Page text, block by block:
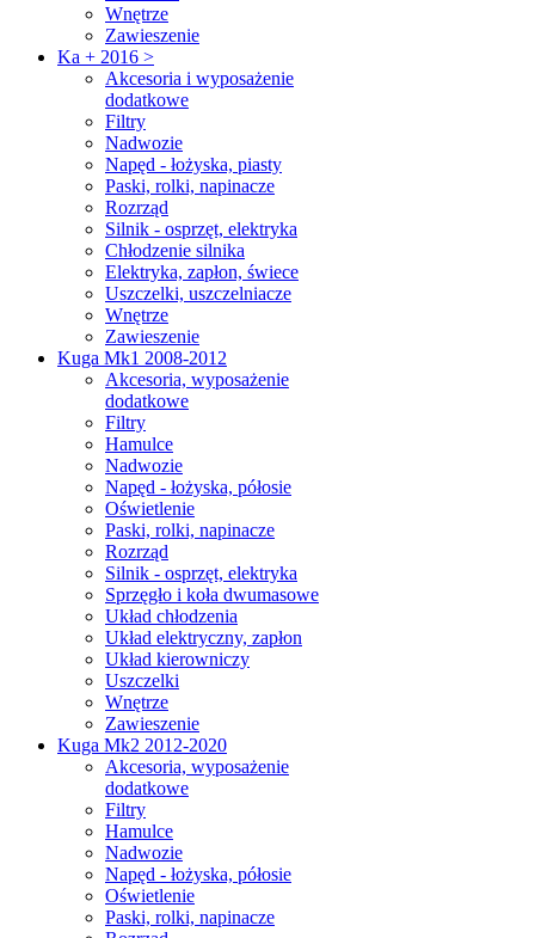
Wnętrze
Zawieszenie
Ka + 2016 >
Akcesoria i wyposażenie
dodatkowe
Filtry
Nadwozie
Napęd - łożyska, piasty
Paski, rolki, napinacze
Rozrząd
Silnik - osprzęt, elektryka
Chłodzenie silnika
Elektryka, zapłon, świece
Uszczelki, uszczelniacze
Wnętrze
Zawieszenie
Kuga Mk1 2008-2012
Akcesoria, wyposażenie
dodatkowe
Filtry
Hamulce
Nadwozie
Napęd - łożyska, półosie
Oświetlenie
Paski, rolki, napinacze
Rozrząd
Silnik - osprzęt, elektryka
Sprzęgło i koła dwumasowe
Układ chłodzenia
Układ elektryczny, zapłon
Układ kierowniczy
Uszczelki
Wnętrze
Zawieszenie
Kuga Mk2 2012-2020
Akcesoria, wyposażenie
dodatkowe
Filtry
Hamulce
Nadwozie
Napęd - łożyska, półosie
Oświetlenie
Paski, rolki, napinacze